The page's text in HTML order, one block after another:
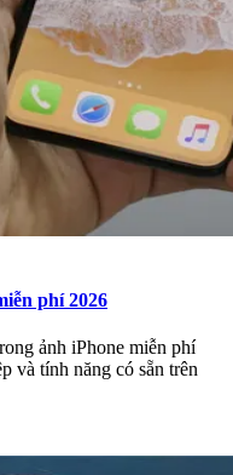
phí 2026
ảnh iPhone miễn phí
và tính năng có sẵn trên